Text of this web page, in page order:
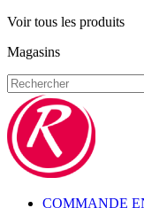
Voir tous les produits
Magasins
COMMANDE